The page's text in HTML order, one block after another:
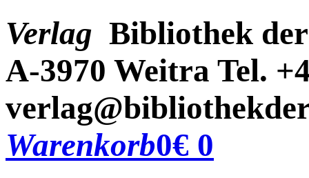
Verlag Bibliothek
A-3970 Weitra Tel.
Warenkorb0€ 0